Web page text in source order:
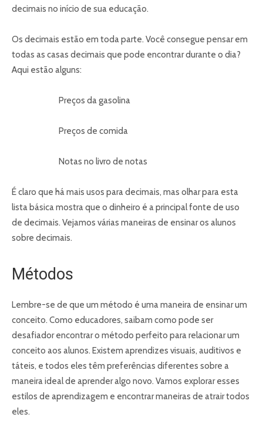
decimais no início de sua educação.
Os decimais estão em toda parte. Você consegue pensar em
todas as casas decimais que pode encontrar durante o dia?
Aqui estão alguns:
Preços da gasolina
Preços de comida
Notas no livro de notas
É claro que há mais usos para decimais, mas olhar para esta
lista básica mostra que o dinheiro é a principal fonte de uso
de decimais. Vejamos várias maneiras de ensinar os alunos
sobre decimais.
Métodos
Lembre-se de que um método é uma maneira de ensinar um
conceito. Como educadores, saibam como pode ser
desafiador encontrar o método perfeito para relacionar um
conceito aos alunos. Existem aprendizes visuais, auditivos e
táteis, e todos eles têm preferências diferentes sobre a
maneira ideal de aprender algo novo. Vamos explorar esses
estilos de aprendizagem e encontrar maneiras de atrair todos
eles.